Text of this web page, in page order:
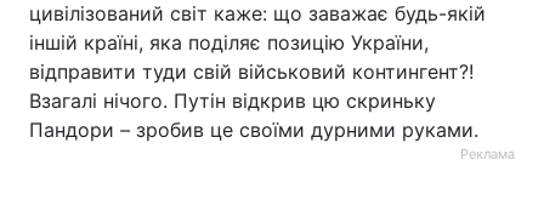
цивілізований світ каже: що заважає будь-якій
іншій країні, яка поділяє позицію України,
відправити туди свій військовий контингент?!
Взагалі нічого. Путін відкрив цю скриньку
Пандори – зробив це своїми дурними руками.
Реклама